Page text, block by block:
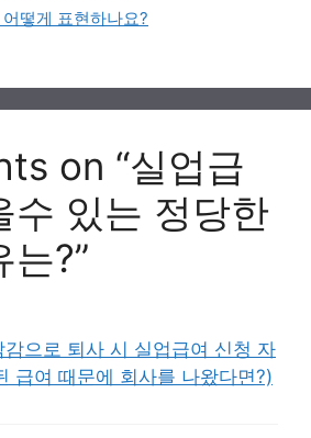
떻게 표현하나요?
on “실업급
수 있는 정당한
는?”
감으로 퇴사 시 실업급여 신청 자
급여 때문에 회사를 나왔다면?)